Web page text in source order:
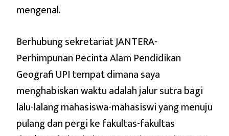
mengenal.
Berhubung sekretariat JANTERA-
Perhimpunan Pecinta Alam Pendidikan
Geografi UPI tempat dimana saya
menghabiskan waktu adalah jalur sutra bagi
lalu-lalang mahasiswa-mahasiswi yang menuju
pulang dan pergi ke fakultas-fakultas